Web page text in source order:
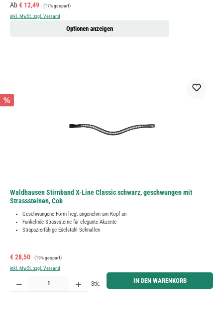
Verkaufspreis:
Ab€ 12,49 Regulärer Preis:
(17% gespart)
inkl. MwSt. zzgl. Versand
Optionen anzeigen
%
Waldhausen Stirnband X-Line Classic schwarz, geschwungen mit
Strasssteinen, Cob
Geschwungene Form liegt angenehm am Kopf an
Funkelnde Strasssteine für elegante Akzente
Strapazierfähige Edelstahl-Schnallen
Verkaufspreis:
€ 28,50 Regulärer Preis:
(19% gespart)
inkl. MwSt. zzgl. Versand
Produkt Anzahl: Gib den gewünschten Wert ein oder benutze die Schaltflächen um die Anzahl zu
Stk. IN DEN WARENKORB